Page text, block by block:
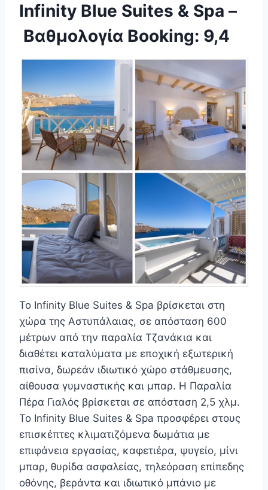
Infinity Blue Suites & Spa –
Βαθμολογία Booking: 9,4
Το Infinity Blue Suites & Spa βρίσκεται στη
χώρα της Αστυπάλαιας, σε απόσταση 600
μέτρων από την παραλία Τζανάκια και
διαθέτει καταλύματα με εποχική εξωτερική
πισίνα, δωρεάν ιδιωτικό χώρο στάθμευσης,
αίθουσα γυμναστικής και μπαρ. Η Παραλία
Πέρα Γιαλός βρίσκεται σε απόσταση 2,5 χλμ.
Το Infinity Blue Suites & Spa προσφέρει στους
επισκέπτες κλιματιζόμενα δωμάτια με
επιφάνεια εργασίας, καφετιέρα, ψυγείο, μίνι
μπαρ, θυρίδα ασφαλείας, τηλεόραση επίπεδης
οθόνης, βεράντα και ιδιωτικό μπάνιο με